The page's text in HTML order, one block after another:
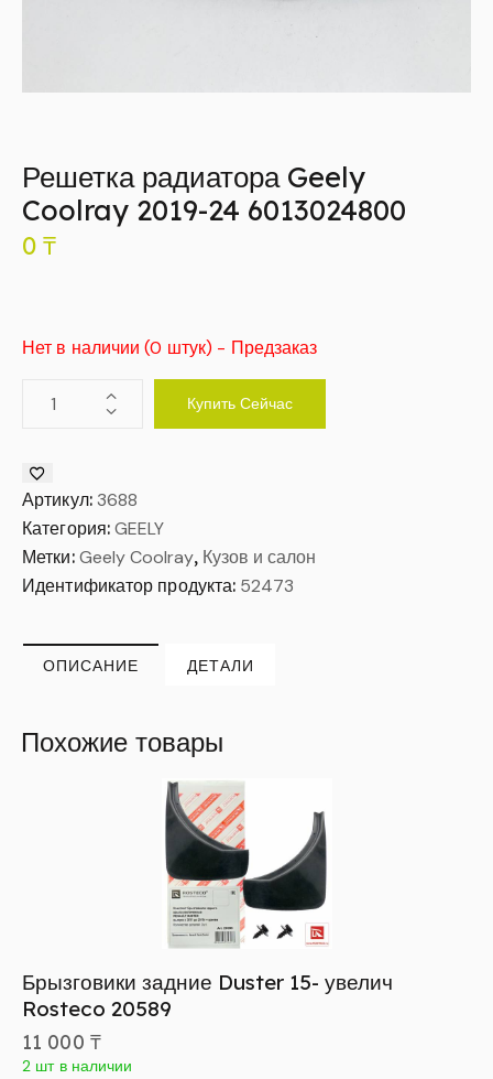
Решетка радиатора Geely
Coolray 2019-24 6013024800
0₸
Нет в наличии (0 штук) - Предзаказ
Купить Сейчас
Артикул: 3688
Категория:GEELY
Метки: Geely Coolray, Кузов и салон
Идентификатор продукта: 52473
ОПИСАНИЕ ДЕТАЛИ
Похожие товары
Брызговики задние Duster 15- увелич
Rosteco 20589
11 000 ₸
2 шт в наличии